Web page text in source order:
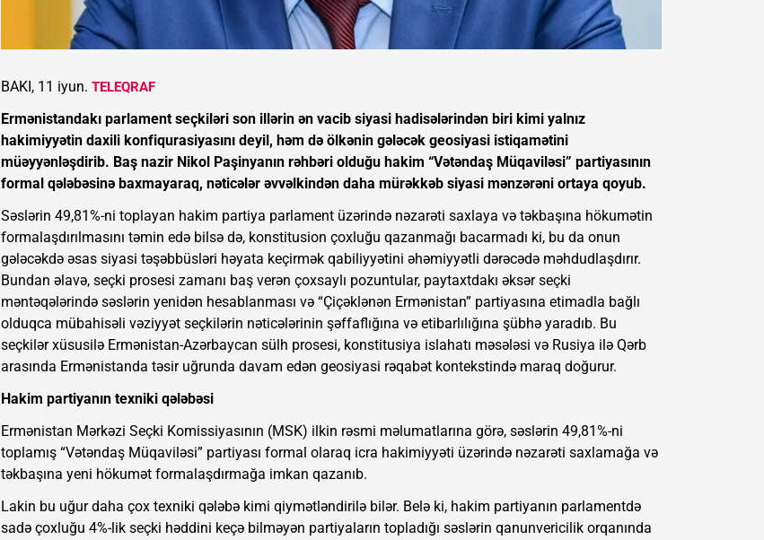
BAKI, 11 iyun. TELEQRAF
Ermənistandakı parlament seçkiləri son illərin ən vacib siyasi hadisələrindən biri kimi yalnız
hakimiyyətin daxili konfiqurasiyasını deyil, həm də ölkənin gələcək geosiyasi istiqamətini
müəyyənləşdirib. Baş nazir Nikol Paşinyanın rəhbəri olduğu hakim “Vətəndaş Müqaviləsi” partiyasının
formal qələbəsinə baxmayaraq, nəticələr əvvəlkindən daha mürəkkəb siyasi mənzərəni ortaya qoyub.
Səslərin 49,81%-ni toplayan hakim partiya parlament üzərində nəzarəti saxlaya və təkbaşına hökumətin
formalaşdırılmasını təmin edə bilsə də, konstitusion çoxluğu qazanmağı bacarmadı ki, bu da onun
gələcəkdə əsas siyasi təşəbbüsləri həyata keçirmək qabiliyyətini əhəmiyyətli dərəcədə məhdudlaşdırır.
Bundan əlavə, seçki prosesi zamanı baş verən çoxsaylı pozuntular, paytaxtdakı əksər seçki
məntəqələrində səslərin yenidən hesablanması və “Çiçəklənən Ermənistan” partiyasına etimadla bağlı
olduqca mübahisəli vəziyyət seçkilərin nəticələrinin şəffaflığına və etibarlılığına şübhə yaradıb. Bu
seçkilər xüsusilə Ermənistan-Azərbaycan sülh prosesi, konstitusiya islahatı məsələsi və Rusiya ilə Qərb
arasında Ermənistanda təsir uğrunda davam edən geosiyasi rəqabət kontekstində maraq doğurur.
Hakim partiyanın texniki qələbəsi
Ermənistan Mərkəzi Seçki Komissiyasının (MSK) ilkin rəsmi məlumatlarına görə, səslərin 49,81%-ni
toplamış “Vətəndaş Müqaviləsi” partiyası formal olaraq icra hakimiyyəti üzərində nəzarəti saxlamağa və
təkbaşına yeni hökumət formalaşdırmağa imkan qazanıb.
Lakin bu uğur daha çox texniki qələbə kimi qiymətləndirilə bilər. Belə ki, hakim partiyanın parlamentdə
sadə çoxluğu 4%-lik seçki həddini keçə bilməyən partiyaların topladığı səslərin qanunvericilik orqanında